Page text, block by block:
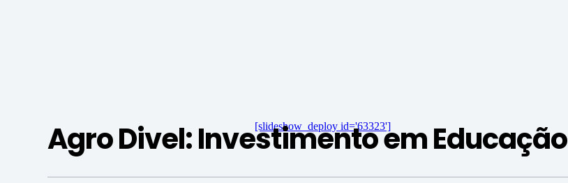
[slideshow_deploy id='63323']
Agro Divel: Investimento em Educação